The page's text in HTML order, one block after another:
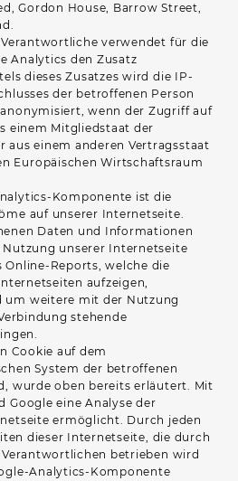
Gordon House, Barrow Street,
verwendet für die
Analytics den Zusatz
dieses Zusatzes wird die IP-
der betroffenen Person
wenn der Zugriff auf
einem Mitgliedstaat der
aus einem anderen Vertragsstaat
Europäischen Wirtschaftsraum
Komponente ist die
auf unserer Internetseite.
Daten und Informationen
unserer Internetseite
Reports, welche die
aufzeigen,
um weitere mit der Nutzung
stehende
Cookie auf dem
System der betroffenen
wurde oben bereits erläutert. Mit
Google eine Analyse der
ermöglicht. Durch jeden
dieser Internetseite, die durch
betrieben wird
Analytics-Komponente